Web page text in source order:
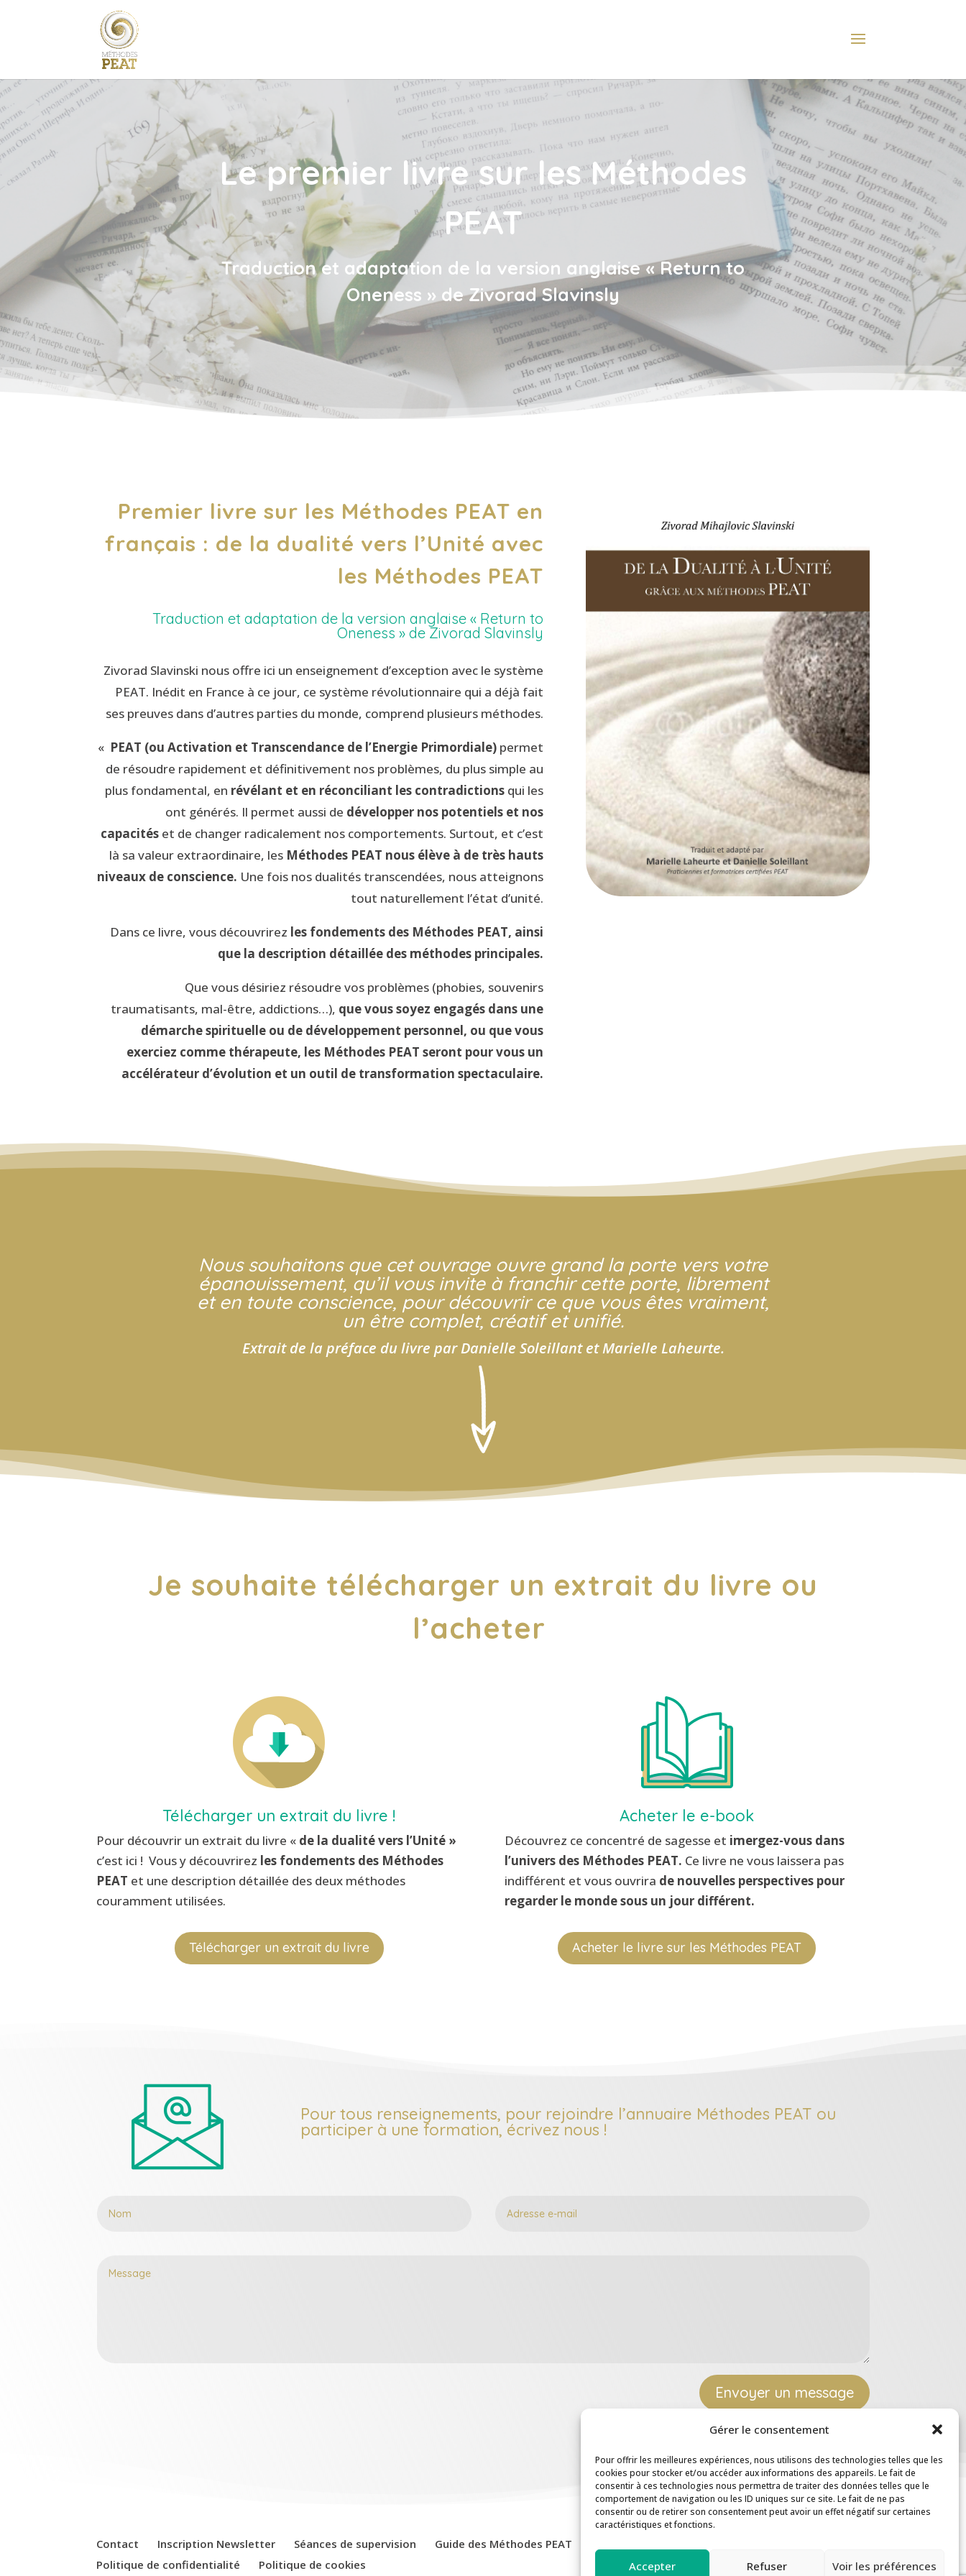
Gérer le consentement
Pour offrir les meilleures expériences, nous utilisons des technologies telles que les
cookies pour stocker et/ou accéder aux informations des appareils. Le fait de
consentir à ces technologies nous permettra de traiter des données telles que le
comportement de navigation ou les ID uniques sur ce site. Le fait de ne pas
consentir ou de retirer son consentement peut avoir un effet négatif sur certaines
caractéristiques et fonctions.
Accepter Refuser Voir les préférences
Le premier livre sur les Méthodes
PEAT
Traduction et adaptation de la version anglaise « Return to
Oneness » de Zivorad Slavinsly
Premier livre sur les Méthodes PEAT en
français : de la dualité vers l’Unité avec
les Méthodes PEAT
Traduction et adaptation de la version anglaise « Return to
Oneness » de Zivorad Slavinsly
Zivorad Slavinski nous offre ici un enseignement d’exception avec le système
PEAT. Inédit en France à ce jour, ce système révolutionnaire qui a déjà fait
ses preuves dans d’autres parties du monde, comprend plusieurs méthodes.
« PEAT (ou Activation et Transcendance de l’Energie Primordiale) permet
de résoudre rapidement et définitivement nos problèmes, du plus simple au
plus fondamental, en révélant et en réconciliant les contradictions qui les
ont générés. Il permet aussi de développer nos potentiels et nos
capacités et de changer radicalement nos comportements. Surtout, et c’est
là sa valeur extraordinaire, les Méthodes PEAT nous élève à de très hauts
niveaux de conscience. Une fois nos dualités transcendées, nous atteignons
tout naturellement l’état d’unité.
Dans ce livre, vous découvrirez les fondements des Méthodes PEAT, ainsi
que la description détaillée des méthodes principales.
Que vous désiriez résoudre vos problèmes (phobies, souvenirs
traumatisants, mal-être, addictions…), que vous soyez engagés dans une
démarche spirituelle ou de développement personnel, ou que vous
exerciez comme thérapeute, les Méthodes PEAT seront pour vous un
accélérateur d’évolution et un outil de transformation spectaculaire.
Nous souhaitons que cet ouvrage ouvre grand la porte vers votre
épanouissement, qu’il vous invite à franchir cette porte, librement
et en toute conscience, pour découvrir ce que vous êtes vraiment,
un être complet, créatif et unifié.
Extrait de la préface du livre par Danielle Soleillant et Marielle Laheurte.
Je souhaite télécharger un extrait du livre ou
l’acheter
Télécharger un extrait du livre !
Pour découvrir un extrait du livre « de la dualité vers l’Unité »
c’est ici ! Vous y découvrirez les fondements des Méthodes
PEAT et une description détaillée des deux méthodes
couramment utilisées.
Télécharger un extrait du livre
Acheter le e-book
Découvrez ce concentré de sagesse et imergez-vous dans
l’univers des Méthodes PEAT. Ce livre ne vous laissera pas
indifférent et vous ouvrira de nouvelles perspectives pour
regarder le monde sous un jour différent.
Acheter le livre sur les Méthodes PEAT
Pour tous renseignements, pour rejoindre l’annuaire Méthodes PEAT ou
participer à une formation, écrivez nous !
Envoyer un message
Contact Inscription Newsletter Séances de supervision Guide des Méthodes PEAT
Politique de confidentialité
Politique de cookies